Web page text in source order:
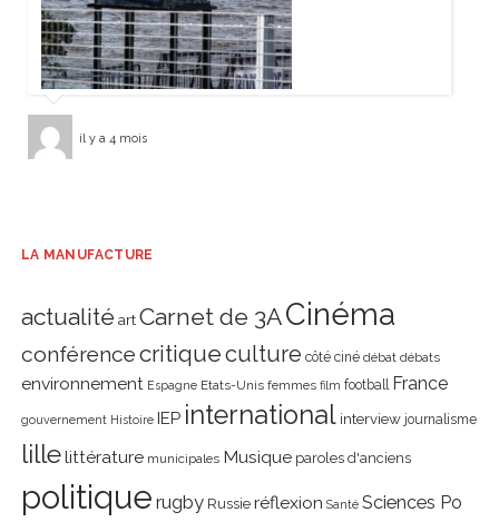
il y a 4 mois
LA MANUFACTURE
actualité art Carnet de 3ACinéma
conférencecritiqueculture côté ciné débat débats
environnement Espagne Etats-Unis femmes film football France
gouvernement Histoire IEP international interview journalisme
lillelittérature municipales Musique paroles d'anciens
politique rugby Russie réflexion Santé Sciences Po